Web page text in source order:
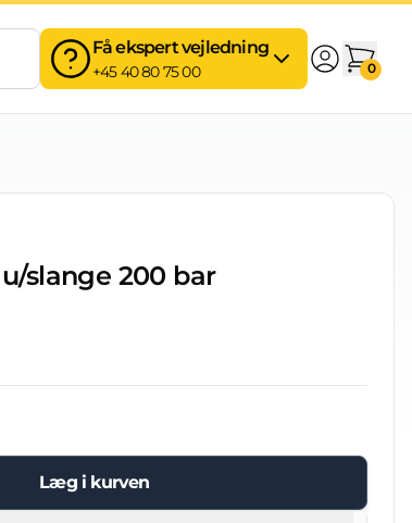
Få ekspert vejledning
+45 40 80 75 00 0
slange 200 bar
Læg i kurven